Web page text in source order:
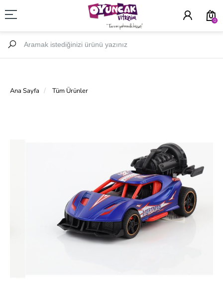
0
Ana Sayfa Tüm Ürünler